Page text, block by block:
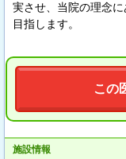
実させ、当院の理念
目指します。
この
施設情報